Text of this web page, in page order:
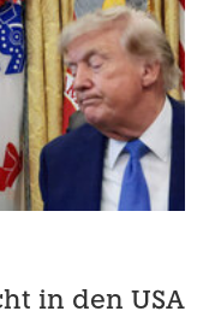
in den USA